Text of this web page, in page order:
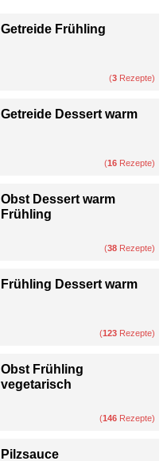
Getreide Frühling
(3 Rezepte)
Getreide Dessert warm
(16 Rezepte)
Obst Dessert warm
Frühling
(38 Rezepte)
Frühling Dessert warm
(123 Rezepte)
Obst Frühling
vegetarisch
(146 Rezepte)
Pilzsauce